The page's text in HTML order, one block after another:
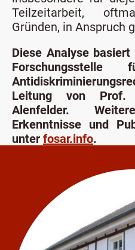
Teilzeitarbeit,
Gründen, in Anspruch
Diese Analyse
Leitung von Prof.
Alenfelder.
Erkenntnisse und
unter fosar.info.